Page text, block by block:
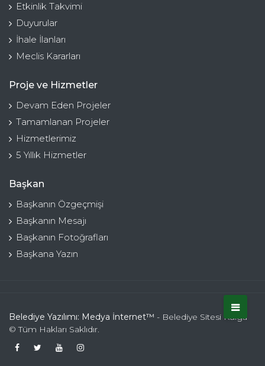
Etkinlik Takvimi
Duyurular
İhale İlanları
Meclis Kararları
Proje ve Hizmetler
Devam Eden Projeler
Tamamlanan Projeler
Hizmetlerimiz
5 Yıllık Hizmetler
Başkan
Başkanın Özgeçmişi
Başkanın Mesajı
Başkanın Fotoğrafları
Başkana Yazın
Belediye Yazılımı: Medya İnternet™ - Belediye Sitesi Kulga
© Tüm Hakları Saklıdır.